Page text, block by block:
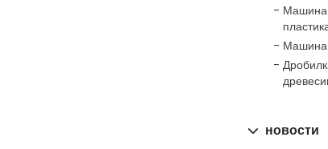
Машина
Машина
новости